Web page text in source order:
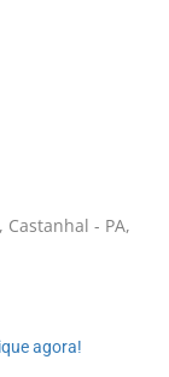
- PA,
agora!